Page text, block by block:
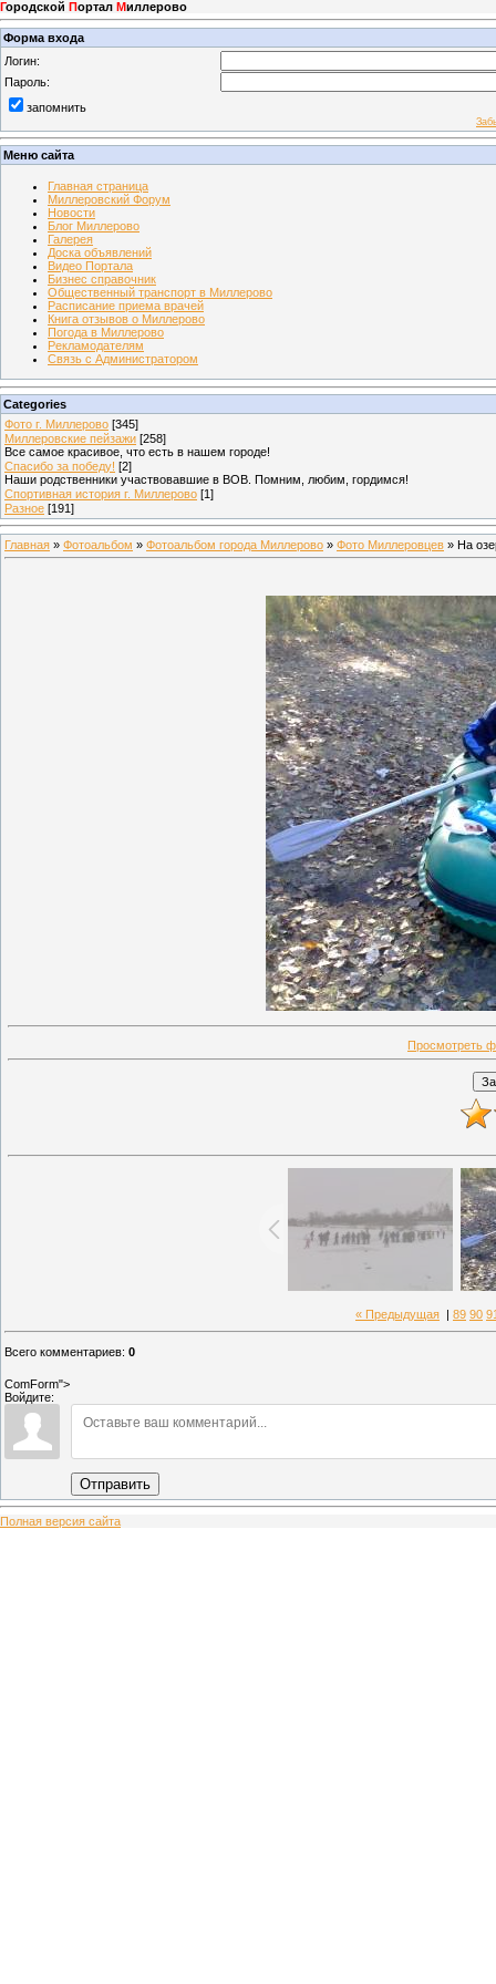
Городской Портал Миллерово
Форма входа
Логин:
Пароль:
запомнить
Меню сайта
Главная страница
Миллеровский Форум
Новости
Блог Миллерово
Галерея
Доска объявлений
Видео Портала
Бизнес справочник
Общественный транспорт в Миллерово
Расписание приема врачей
Книга отзывов о Миллерово
Погода в Миллерово
Рекламодателям
Связь с Администратором
Categories
Фото г. Миллерово [345]
Миллеровские пейзажи [258]
Все самое красивое, что есть в нашем городе!
Спасибо за победу! [2]
Наши родственники участвовавшие в ВОВ. Помним, любим, гордимся!
Спортивная история г. Миллерово [1]
Разное [191]
Главная » Фотоальбом » Фотоальбом города Миллерово » Фото Миллеровцев » На
Просмотреть
« Предыдущая 89 90
Всего комментариев: 0
ComForm">
Войдите:
Отправить
Полная версия сайта